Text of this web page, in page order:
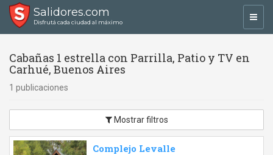
Salidores.com
Disfrutá cada ciudad al máximo
Cabañas 1 estrella con Parrilla, Patio y TV en
Carhué, Buenos Aires
1 publicaciones
Mostrar filtros
Complejo Levalle